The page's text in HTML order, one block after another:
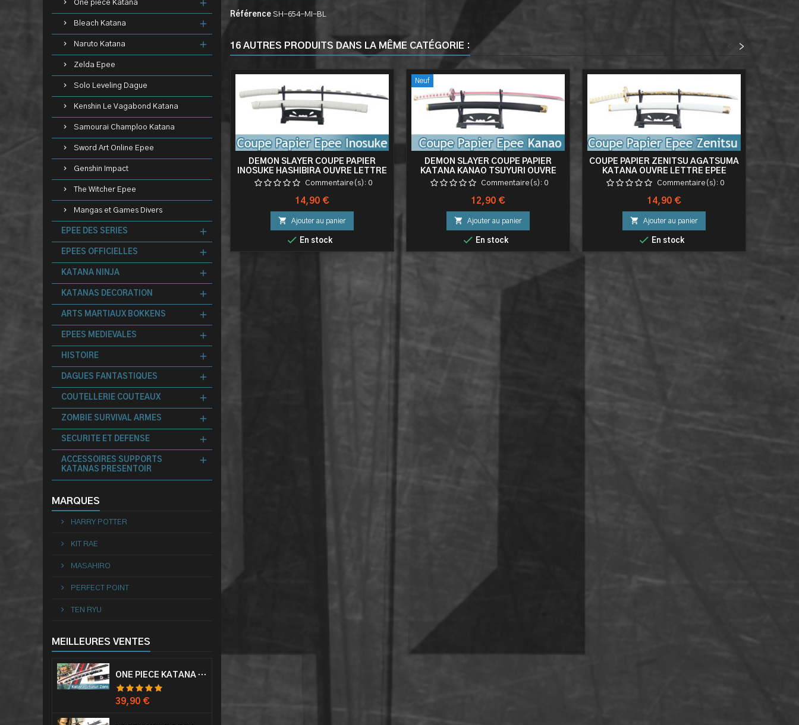
One piece Katana
Bleach Katana
Naruto Katana
Zelda Epee
Solo Leveling Dague
Kenshin Le Vagabond Katana
Samourai Champloo Katana
Sword Art Online Epee
Genshin Impact
The Witcher Epee
Mangas et Games Divers
EPEE DES SERIES
EPEES OFFICIELLES
KATANA NINJA
KATANAS DECORATION
ARTS MARTIAUX BOKKENS
EPEES MEDIEVALES
HISTOIRE
DAGUES FANTASTIQUES
COUTELLERIE COUTEAUX
ZOMBIE SURVIVAL ARMES
SECURITE ET DEFENSE
ACCESSOIRES SUPPORTS
KATANAS PRESENTOIR
MARQUES
HARRY POTTER
KIT RAE
MASAHIRO
PERFECT POINT
TEN RYU
MEILLEURES VENTES
ONE PIECE KATANA ZORO RORONOA SHUSUI EPÉE SABRE ACIER
Prix
39,90 €
Référence SH-654-MI-BL
16 AUTRES PRODUITS DANS LA MÊME CATÉGORIE : >
DEMON SLAYER COUPE PAPIER
INOSUKE HASHIBIRA OUVRE LETTRE
EPEE EN ACIER KIMETSU NO YAIBA
Commentaire(s): 0
Prix
14,90 €
 Ajouter au panier
 En stock
Neuf
DEMON SLAYER COUPE PAPIER
KATANA KANAO TSUYURI OUVRE
LETTRE SABRE KIMETSU NO YAIBA
Commentaire(s): 0
Prix
12,90 €
 Ajouter au panier
 En stock
COUPE PAPIER ZENITSU AGATSUMA
KATANA OUVRE LETTRE EPEE
SABRE + PRESENTOIR
Commentaire(s): 0
Prix
14,90 €
 Ajouter au panier
 En stock